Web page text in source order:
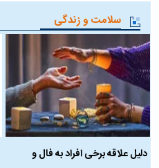
سلامت و زندگی
دلیل علاقه برخی افراد به فال و